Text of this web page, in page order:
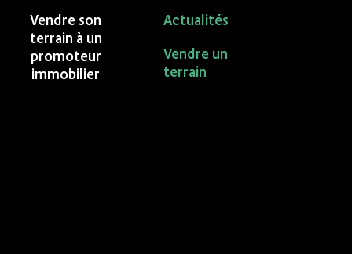
Vendre son
terrain à un
promoteur
immobilier
Actualités
Vendre un
terrain